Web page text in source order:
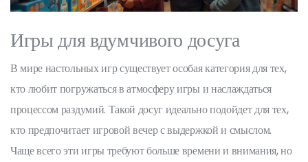
Игры для вдумчивого досуга
В мире настольных игр существует особая категория для тех,
кто любит погружаться в атмосферу игры и наслаждаться
процессом раздумий. Такой досуг идеально подойдет для тех,
кто предпочитает игровой вечер с выдержкой и смыслом.
Чаще всего эти игры требуют больше времени и внимания, но